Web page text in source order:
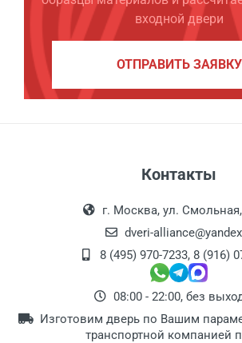
входной двери
ОТПРАВИТЬ ЗАЯВКУ
Контакты
г. Москва, ул.
dveri-
8 (495) 970-7233, 8 (916)
08:00 - 22:00, без
Изготовим дверь по Вашим
транспортной компанией